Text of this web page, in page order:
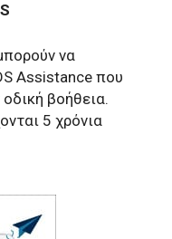
να
Assistance που
βοήθεια.
5 χρόνια